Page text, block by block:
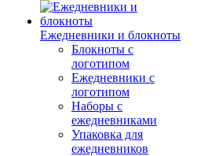
Ежедневники и блокноты
Блокноты с
логотипом
Ежедневники с
логотипом
Наборы с
ежедневниками
Упаковка для
ежедневников